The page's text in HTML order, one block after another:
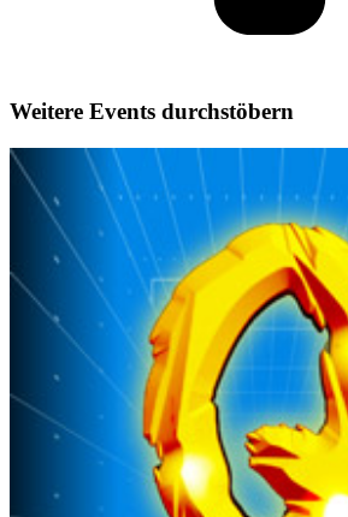
Weitere Events durchstöbern